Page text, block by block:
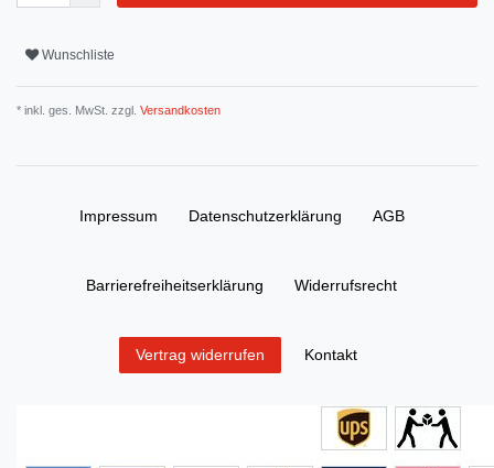
Wunschliste
* inkl. ges. MwSt. zzgl. Versandkosten
Impressum Daten­schutz­erklärung AGB
Barrierefreiheitserklärung Widerrufs­recht
Vertrag widerrufen Kontakt